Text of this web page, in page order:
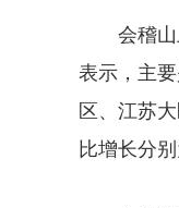
会稽
表示，主
区、江苏
比增长分